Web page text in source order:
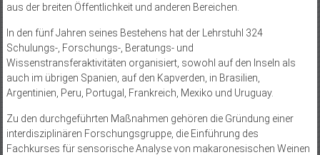
aus der breiten Öffentlichkeit und anderen Bereichen.
In den fünf Jahren seines Bestehens hat der Lehrstuhl 324
Schulungs-, Forschungs-, Beratungs- und
Wissenstransferaktivitäten organisiert, sowohl auf den Inseln als
auch im übrigen Spanien, auf den Kapverden, in Brasilien,
Argentinien, Peru, Portugal, Frankreich, Mexiko und Uruguay.
Zu den durchgeführten Maßnahmen gehören die Gründung einer
interdisziplinären Forschungsgruppe, die Einführung des
Fachkurses für sensorische Analyse von makaronesischen Weinen